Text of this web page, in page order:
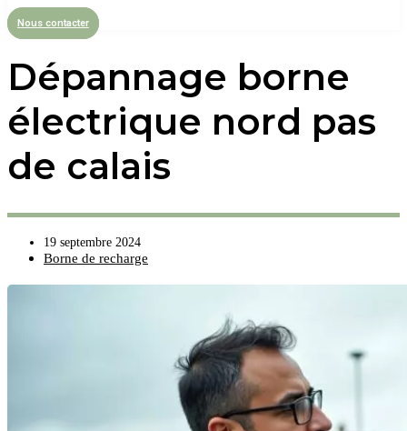
Nous contacter
Dépannage borne
électrique nord pas
de calais
19 septembre 2024
Borne de recharge